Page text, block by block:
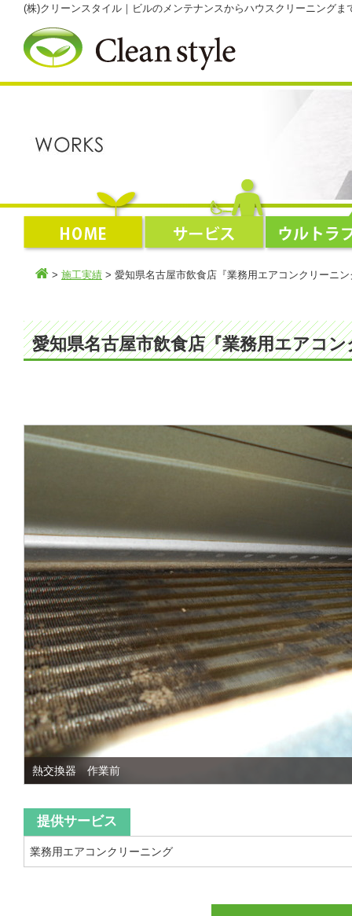
(株)クリーンスタイル｜ビルのメンテナンスからハウスクリーニング
> 施工実績 > 愛知県名古屋市飲食店『業務用エアコンクリーニン
愛知県名古屋市飲食店『業務用エアコ
熱交換器 作業前
提供サービス
業務用エアコンクリーニング